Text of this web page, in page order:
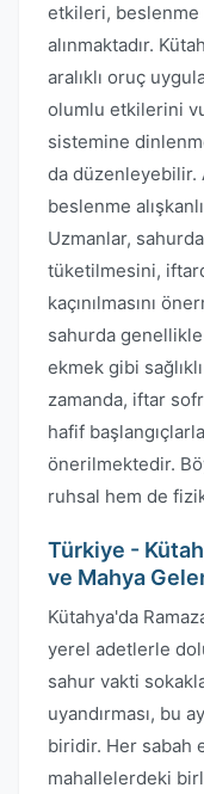
etkileri, beslenme
alınmaktadır.
aralıklı oruç
olumlu etkilerini
sistemine
da düzenleyebilir.
beslenme
Uzmanlar,
tüketilmesini,
kaçınılmasını
sahurda
ekmek gibi
zamanda, iftar
hafif
önerilmektedir.
ruhsal hem de
Türkiye -
ve Mahya
Kütahya'da
yerel adetlerle
sahur vakti
uyandırması, bu
biridir. Her sabah
mahallelerdeki